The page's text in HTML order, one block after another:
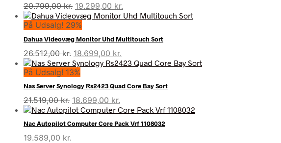
20.799,00kr. Den
oprindelige
pris
var:
20.799,00 kr..
19.299,00 kr.
aktuelle
er:
19.299,00 kr..
På Udsalg! 29%
Dahua Videovæg Monitor Uhd Multitouch Sort
26.512,00kr. Den
oprindelige
pris
var:
26.512,00 kr..
18.699,00 kr.
aktuelle
er:
18.699,00 kr..
På Udsalg! 13%
Nas Server Synology Rs2423 Quad Core Bay Sort
21.519,00kr. Den
oprindelige
var:
18.699,00 kr.
aktuelle
pris
er:
Nac Autopilot Computer Core Pack Vrf 1108032
19.589,00 kr.